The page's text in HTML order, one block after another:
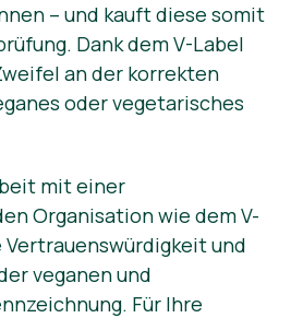
– und kauft diese somit
Dank dem V-Label
an der korrekten
oder vegetarisches
mit einer
Organisation wie dem V-
und
veganen und
Für Ihre